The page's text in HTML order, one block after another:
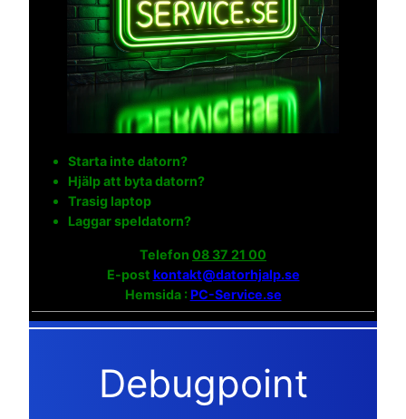
Starta inte datorn?
Hjälp att byta datorn?
Trasig laptop
Laggar speldatorn?
Telefon 08 37 21 00
E-post kontakt@datorhjalp.se
Hemsida :PC-Service.se
Debugpoint